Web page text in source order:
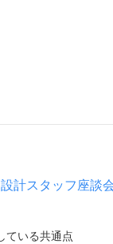
計スタッフ座談
ている共通点